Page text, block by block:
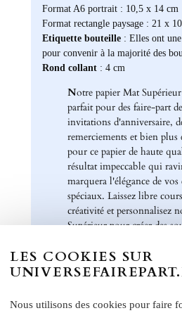
Format A6 portrait : 10,5 x 14 cm
Format rectangle paysage : 21 x
Etiquette bouteille: Elles ont une
pour convenir à la majorité des
Rond collant : 4 cm
Notre papier Mat
parfait pour des faire-part
invitations d'anniversaire,
remerciements et bien plus
pour ce papier de haute
résultat impeccable qui
marquera l'élégance de vos
spéciaux. Laissez libre
créativité et personnalisez
Supérieur pour créer des
Chez Universe Faire-part,
tout en œuvre pour vous
plus exigeantes. Faites
LES COOKIES SUR
Nous utilisons des cookies pour faire